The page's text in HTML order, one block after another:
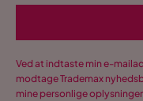
Ved at indtaste min e-
modtage Trademax
mine personlige